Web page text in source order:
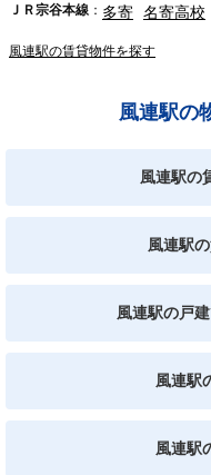
ＪＲ宗谷本線 多寄 名寄高校
風連駅の賃貸物件を探す
風連駅の
風連駅の
風連駅
風連駅の戸
風連駅
風連駅